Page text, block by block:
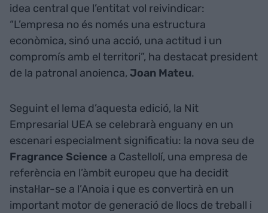
idea central que l’entitat vol reivindicar:
“L’empresa no és només una estructura
econòmica, sinó una acció, una actitud i un
compromís amb el territori”, ha destacat president
de la patronal anoienca, Joan Mateu.
Seguint el lema d’aquesta edició, la Nit
Empresarial UEA se celebrarà enguany en un
escenari especialment significatiu: la nova seu de
Fragrance Science a Castellolí, una empresa de
referència en l’àmbit europeu que ha decidit
instal·lar-se a l’Anoia i que es convertirà en un
important motor de generació de llocs de treball i